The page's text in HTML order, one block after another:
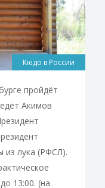
Кюдо в России
пройдёт
Акимов
из лука (РФСЛ).
13:00. (на